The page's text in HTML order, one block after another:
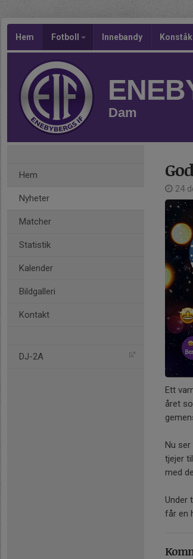
Hem Fotboll Innebandy
Dam
Hem
Nyheter
Matcher
Statistik
Kalender
Bildgalleri
Kontakt
DJ-2A
24
Ett
året
Nu
tjejer
med
Under
får en